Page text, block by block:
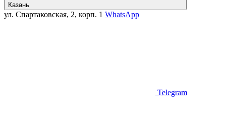
Казань
ул. Спартаковская, 2, корп. 1 WhatsApp
Telegram